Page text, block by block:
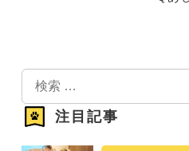
索
注目記事